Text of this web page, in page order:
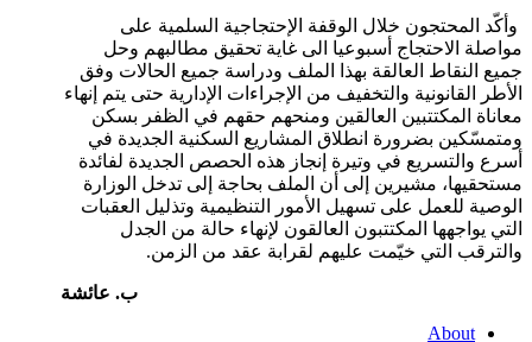
وأكّد المحتجون خلال الوقفة الإحتجاجية السلمية على
مواصلة الاحتجاج أسبوعيا الى غاية تحقيق مطالبهم وحل
جميع النقاط العالقة بهذا الملف ودراسة جميع الحالات وفق
الأطر القانونية والتخفيف من الإجراءات الإدارية حتى يتم إنهاء
معاناة المكتتبين العالقين ومنحهم حقهم في الظفر بسكن
ومتمسّكين بضرورة انطلاق المشاريع السكنية الجديدة في
أسرع والتسريع في وتيرة إنجاز هذه الحصص الجديدة لفائدة
مستحقيها، مشيرين إلى أن الملف بحاجة إلى تدخل الوزارة
الوصية للعمل على تسهيل الأمور التنظيمية وتذليل العقبات
التي يواجهها المكتتبون العالقون لإنهاء حالة من الجدل
والترقب التي خيّمت عليهم لقرابة عقد من الزمن.
ب. عائشة
About